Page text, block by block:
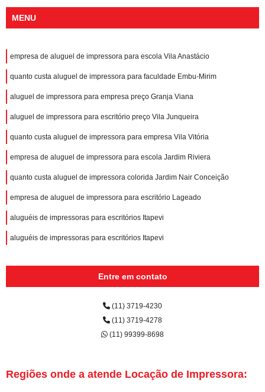
MENU
empresa de aluguel de impressora para escola Vila Anastácio
quanto custa aluguel de impressora para faculdade Embu-Mirim
aluguel de impressora para empresa preço Granja Viana
aluguel de impressora para escritório preço Vila Junqueira
quanto custa aluguel de impressora para empresa Vila Vitória
empresa de aluguel de impressora para escola Jardim Riviera
quanto custa aluguel de impressora colorida Jardim Nair Conceição
empresa de aluguel de impressora para escritório Lageado
aluguéis de impressoras para escritórios Itapevi
aluguéis de impressoras para escritórios Itapevi
Entre em contato
(11) 3719-4230
(11) 3719-4278
(11) 99399-8698
Regiões onde a atende Locação de Impressora: